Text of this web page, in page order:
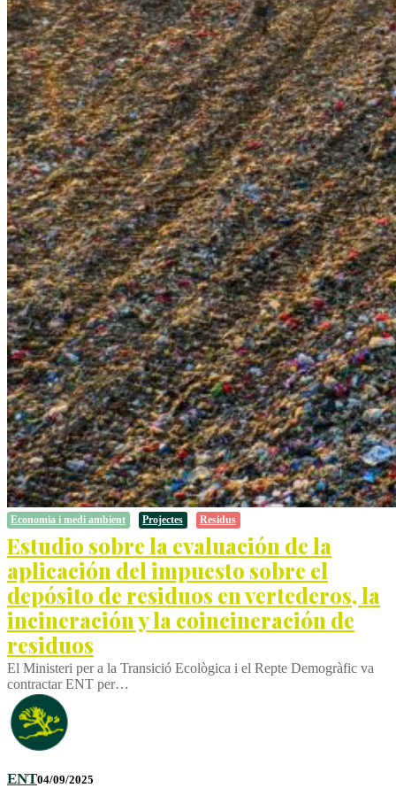
Economia i medi ambient Projectes Residus
Estudio sobre la evaluación de la
aplicación del impuesto sobre el
depósito de residuos en vertederos, la
incineración y la coincineración de
residuos
El Ministeri per a la Transició Ecològica i el Repte Demogràfic va
contractar ENT per…
ENT04/09/2025